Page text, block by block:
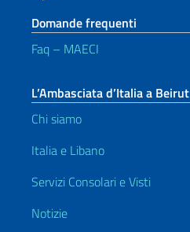
Domande frequenti
Faq – MAECI
L’Ambasciata d’Italia a Beirut
Chi siamo
Italia e Libano
Servizi Consolari e Visti
Notizie